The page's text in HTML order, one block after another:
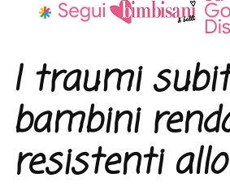
I traumi
bambini
resistenti